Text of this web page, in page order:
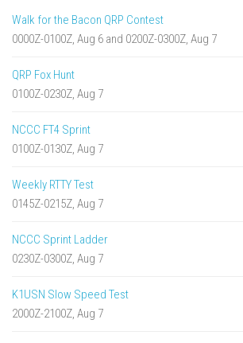
Walk for the Bacon QRP Contest
0000Z-0100Z, Aug 6 and 0200Z-0300Z, Aug 7
QRP Fox Hunt
0100Z-0230Z, Aug 7
NCCC FT4 Sprint
0100Z-0130Z, Aug 7
Weekly RTTY Test
0145Z-0215Z, Aug 7
NCCC Sprint Ladder
0230Z-0300Z, Aug 7
K1USN Slow Speed Test
2000Z-2100Z, Aug 7